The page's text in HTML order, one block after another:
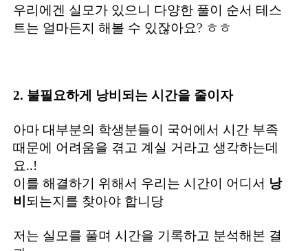
우리에겐 실모가 있으니 다양한 풀이 순서 테스
트는 얼마든지 해볼 수 있잖아요? ㅎㅎ
2. 불필요하게 낭비되는 시간을 줄이자
아마 대부분의 학생분들이 국어에서 시간 부족
때문에 어려움을 겪고 계실 거라고 생각하는데
요..!
이를 해결하기 위해서 우리는 시간이 어디서 낭
비 되는지를 찾아야 합니당
저는 실모를 풀며 시간을 기록하고 분석해본 결